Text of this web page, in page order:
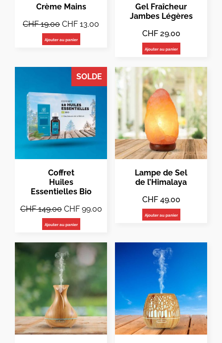
Crème Mains
CHF19.00 CHF 13.00
Ajouter au panier
Gel Fraîcheur
Jambes Légères
CHF29.00
Ajouter au panier
SOLDE
Coffret
Huiles
Essentielles Bio
CHF149.00 CHF99.00
Ajouter au panier
Lampe de Sel
de l’Himalaya
CHF49.00
Ajouter au panier